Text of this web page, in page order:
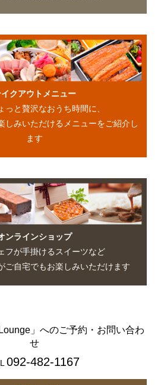
イクアウトメニュー
っと贅沢なおうち時間に、
しみいただけるメニューをご紹介し
ます
ンラインショップ
フが手掛けるスイーツなど
ご自宅でもお楽しみいただけます
」 へのご予約・お問い合わ
せ
092-482-1167